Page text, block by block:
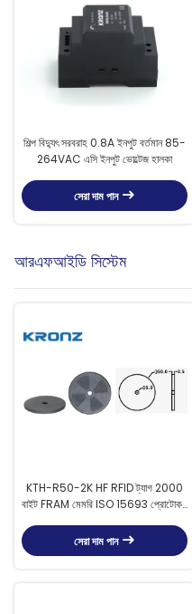
শিল্প বিদ্যুৎ সরবরাহ 0.8A ইনপুট বর্তমান 85-
264VAC এসি ইনপুট ভোল্টেজ হালকা
সেরা দাম পান
আরএফআইডি সিস্টেম
KTH-R50-2K HF RFID ট্যাগ 2000
বাইট FRAM মেমরি ISO 15693 প্রোটোকল
সেরা দাম পান